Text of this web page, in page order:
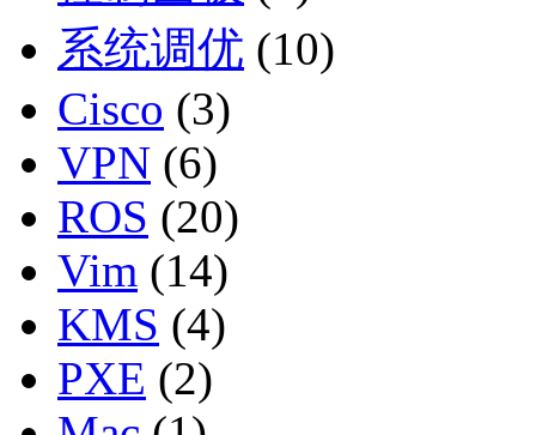
系统调优 (10)
Cisco (3)
VPN (6)
ROS (20)
Vim (14)
KMS (4)
PXE (2)